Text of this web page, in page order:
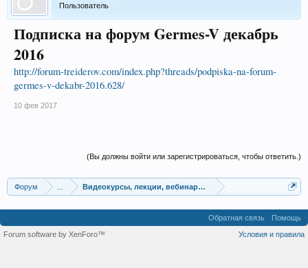
Пользователь
Подписка на форум Germes-V декабрь
2016
http://forum-treiderov.com/index.php?threads/podpiska-na-forum-
germes-v-dekabr-2016.628/
10 фев 2017
(Вы должны войти или зарегистрироваться, чтобы ответить.)
Форум Видеокурсы, лекции, вебинары, учебный материал
Обратная связь
Помощь
Условия и правила
Forum software by XenForo™